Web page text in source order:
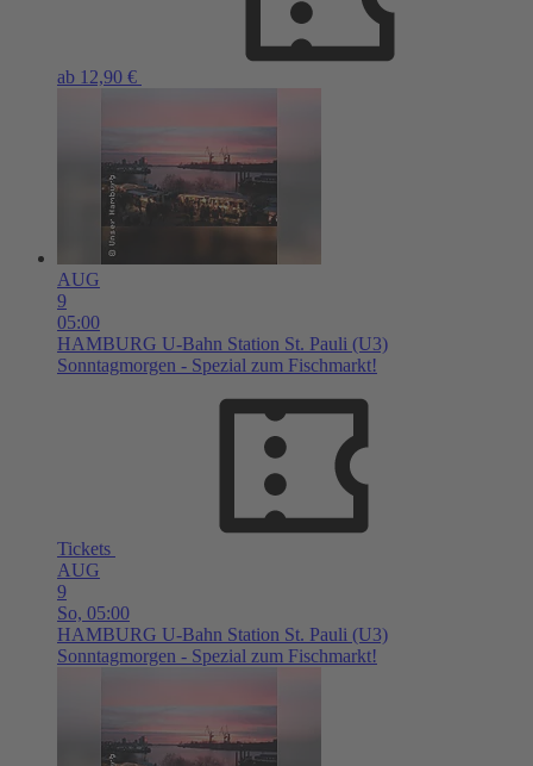
ab 12,90 €
AUG
9
05:00
HAMBURG U-Bahn Station St. Pauli (U3)
Sonntagmorgen - Spezial zum Fischmarkt!
Tickets
AUG
9
So, 05:00
HAMBURG U-Bahn Station St. Pauli (U3)
Sonntagmorgen - Spezial zum Fischmarkt!